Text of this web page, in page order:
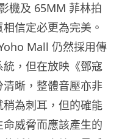
機及 65MM 菲林拍
信定必更為完美。
Mall 仍然採用傳
，但在放映《鄧寇
晰，整體音壓亦非
為刺耳，但的確能
威脅而應該產生的